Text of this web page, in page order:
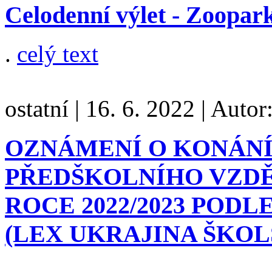
Celodenní výlet -
. celý text
ostatní | 16. 6. 2022 |
OZNÁMENÍ O
PŘEDŠKOLNÍHO
ROCE 2022/2023
(LEX UKRAJINA